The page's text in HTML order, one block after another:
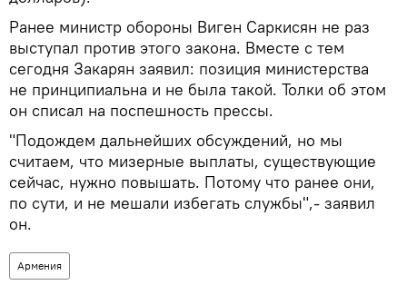
Ранее министр обороны Виген Саркисян не раз
выступал против этого закона. Вместе с тем
сегодня Закарян заявил: позиция министерства
не принципиальна и не была такой. Толки об этом
он списал на поспешность прессы.
"Подождем дальнейших обсуждений, но мы
считаем, что мизерные выплаты, существующие
сейчас, нужно повышать. Потому что ранее они,
по сути, и не мешали избегать службы",- заявил
он.
Армения